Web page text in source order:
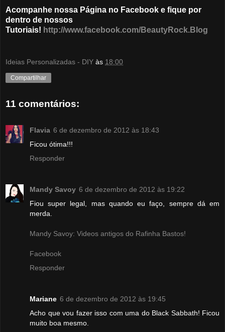
Acompanhe nossa Página no Facebook e fique por
dentro de nossos
Tutoriais! http://www.facebook.com/BeautyRock.Blog
Ideias Personalizadas - DIY às 18:00
Compartilhar
11 comentários:
Flavia 6 de dezembro de 2012 às 18:43
Ficou ótima!!!
Responder
Mandy Savoy 6 de dezembro de 2012 às 19:22
Fiou super legal, mas quando eu faço, sempre dá em
merda.
Mandy Savoy: Videos antigos do Rafinha Bastos!
Facebook
Responder
Mariane 6 de dezembro de 2012 às 19:45
Acho que vou fazer isso com uma do Black Sabbath! Ficou
muito boa mesmo.